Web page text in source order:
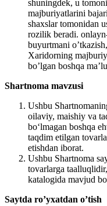
shuningdek, u
majburiyatlarini
shaxslar tomonidan
rozilik beradi.
buyurtmani
Xaridorning
bo’lgan boshqa
Shartnoma mavzusi
Ushbu
oilaviy, maishiy va
bo‘lmagan boshqa
taqdim etilgan
etishdan iborat.
Ushbu Shartnoma
tovarlarga
katalogida mavjud
Saytda ro’yxatdan o’tish